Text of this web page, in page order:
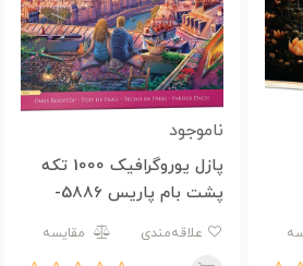
ناموجود
پازل یوروگرافیک 1000 تکه
پشت بام پاریس 5886-
6000
مقایسه